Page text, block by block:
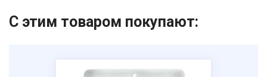
С этим товаром покупают: